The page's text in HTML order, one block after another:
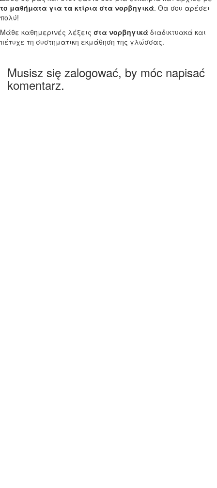
το μαθήματα για τα κτίρια στα νορβηγικά. Θα σου αρέσει
πολύ!
Μάθε καθημερινές λέξεις στα νορβηγικά διαδικτυακά και
πέτυχε τη συστηματικη εκμάθηση της γλώσσας.
Musisz się zalogować, by móc napisać
komentarz.